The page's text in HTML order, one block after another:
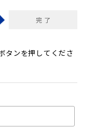
完 了
タンを押してくださ